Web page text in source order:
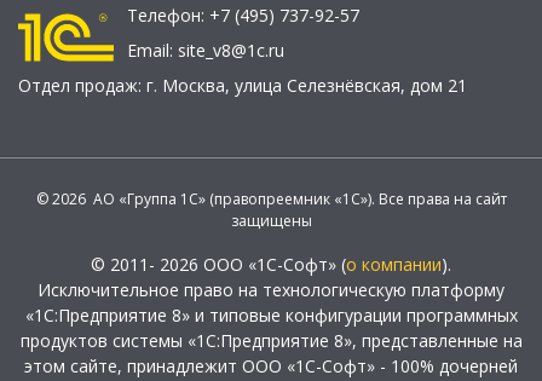
Телефон: +7 (495) 737-92-57
Email: site_v8@1c.ru
Отдел продаж: г. Москва, улица Селезнёвская, дом 21
© 2026 АО «Группа 1С» (правопреемник «1С»). Все права на сайт
защищены
© 2011- 2026 ООО «1С-Софт» (о компании).
Исключительное право на технологическую платформу
«1С:Предприятие 8» и типовые конфигурации программных
продуктов системы «1С:Предприятие 8», представленные на
этом сайте, принадлежит ООО «1С-Софт» - 100% дочерней